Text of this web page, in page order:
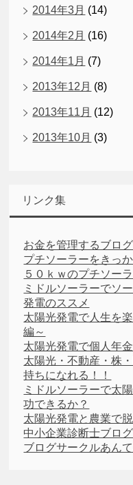
2014年3月 (14)
2014年2月 (16)
2014年1月 (7)
2013年12月 (8)
2013年11月 (12)
2013年10月 (3)
リンク集
お金を管理するブログ
プチソーラーをきっ
５０ｋｗのプチソー
ミドルソーラーでソ
発電のススメ
太陽光発電で人生を
編～
太陽光発電で個人年金
太陽光・不動産・株
持ちになれる！！
ミドルソーラーで太
功できるか？
太陽光発電と農業で
中小企業診断士ブログ
ブログサークルあん